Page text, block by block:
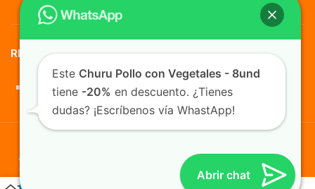
REDES SOCIALES
TusMascotas.cl
Abrir chat
Este Churu Pollo con Vegetales - 8und
tiene -20% en descuento. ¿Tienes
dudas? ¡Escríbenos vía WhastApp!